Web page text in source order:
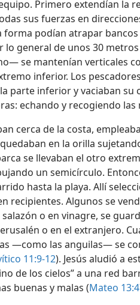
de aguas profundas, los
Primero extendían la
sus fuerzas en
forma podían atrapar
general de unos 30
se mantenían verticales
inferior. Los
parte inferior y vaciaban su
echando y recogiendo las
cerca de la costa,
en la orilla
se llevaban el otro
un semicírculo.
hasta la playa. Allí
recipientes. Algunos se
o en vinagre, se
o en el extranjero.
—como las anguilas⁠— se
11:9-12). Jesús aludió a
de los cielos” a una red